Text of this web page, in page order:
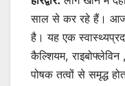
साल से कर रहे हैं। आज
है। यह एक
कैल्शियम,
पोषक तत्वों से समृद्ध